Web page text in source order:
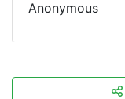
Anonymous